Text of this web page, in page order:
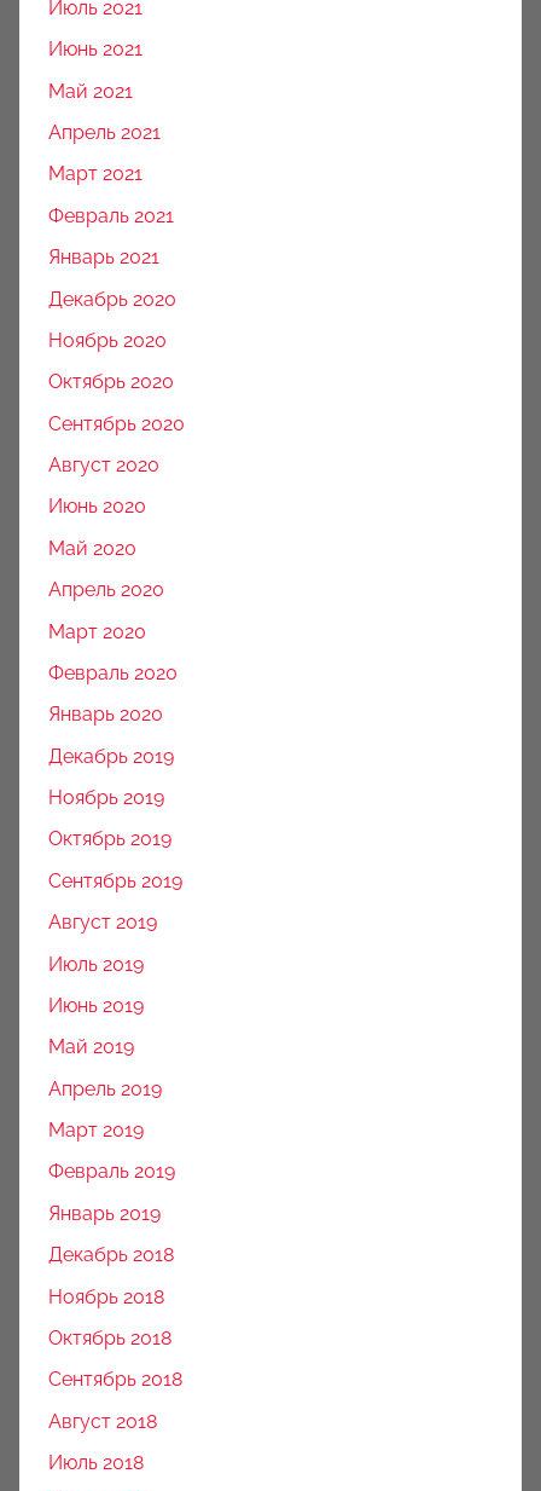
Июль 2021
Июнь 2021
Май 2021
Апрель 2021
Март 2021
Февраль 2021
Январь 2021
Декабрь 2020
Ноябрь 2020
Октябрь 2020
Сентябрь 2020
Август 2020
Июнь 2020
Май 2020
Апрель 2020
Март 2020
Февраль 2020
Январь 2020
Декабрь 2019
Ноябрь 2019
Октябрь 2019
Сентябрь 2019
Август 2019
Июль 2019
Июнь 2019
Май 2019
Апрель 2019
Март 2019
Февраль 2019
Январь 2019
Декабрь 2018
Ноябрь 2018
Октябрь 2018
Сентябрь 2018
Август 2018
Июль 2018